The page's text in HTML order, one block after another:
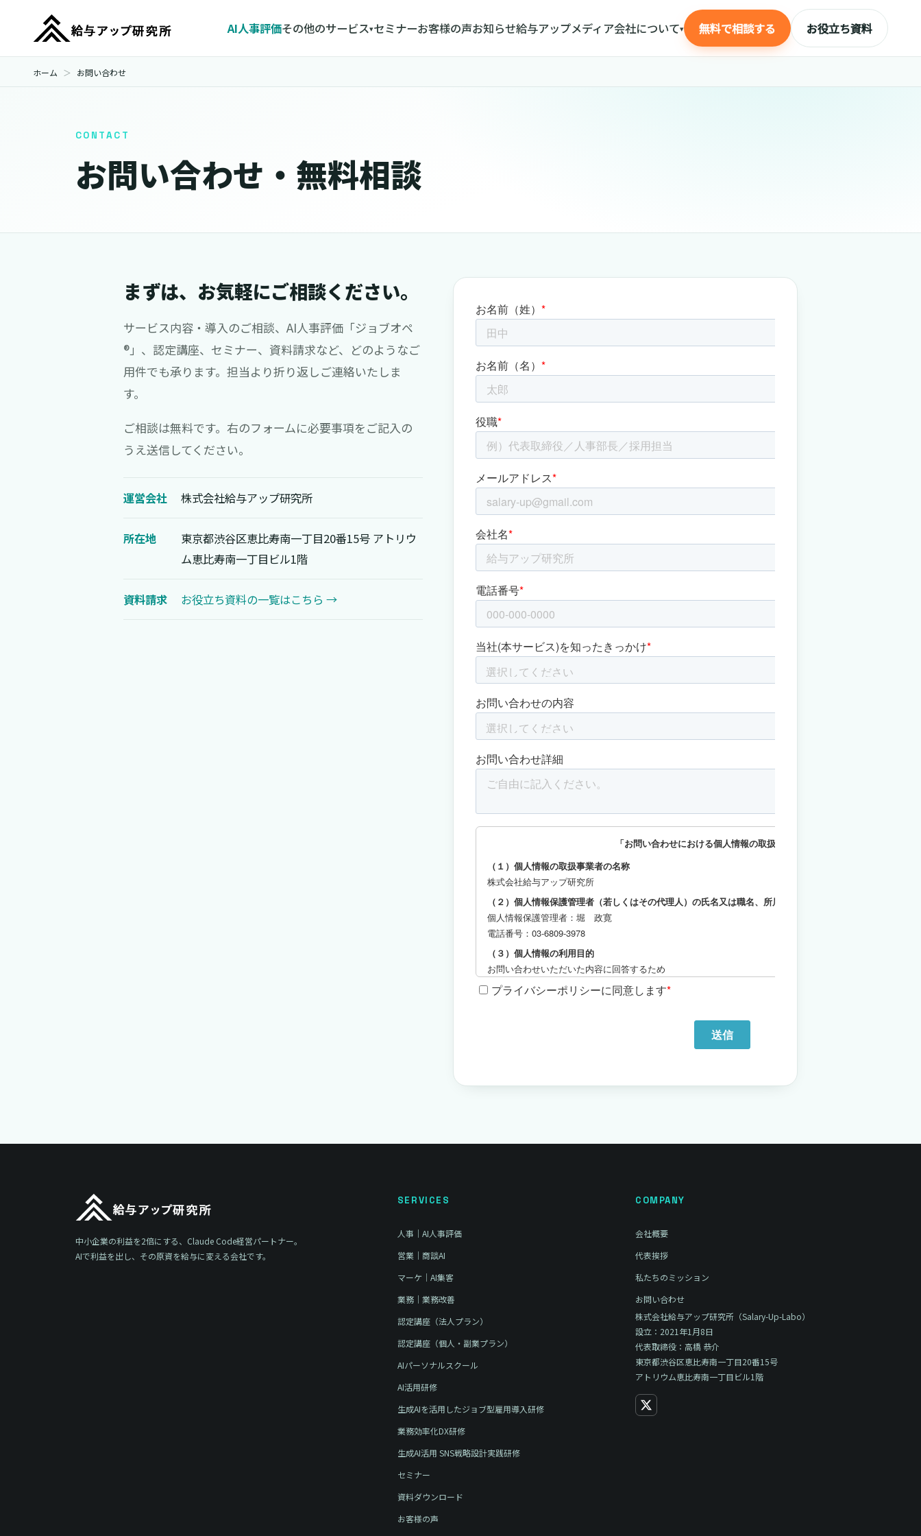
AI人事評価その他のサービス▾セミナーお客様の声お知らせ給与アップメディア会社について▾ 無料で相談する お役立ち資料
ホーム お問い合わせ
CONTACT
お問い合わせ・無料相談
まずは、お気軽にご相談ください。
サービス内容・導入のご相談、AI人事評価「ジョブオペ
®」、認定講座、セミナー、資料請求など、どのようなご
用件でも承ります。担当より折り返しご連絡いたしま
す。
ご相談は無料です。右のフォームに必要事項をご記入の
うえ送信してください。
運営会社 株式会社給与アップ研究所
所在地
東京都渋谷区恵比寿南一丁目20番15号 アトリウ
ム恵比寿南一丁目ビル1階
資料請求 お役立ち資料の一覧はこちら →
中小企業の利益を2倍にする、Claude Code経営パートナー。
AIで利益を出し、その原資を給与に変える会社です。
SERVICES
人事｜AI人事評価
営業｜商談AI
マーケ｜AI集客
業務｜業務改善
認定講座（法人プラン）
認定講座（個人・副業プラン）
AIパーソナルスクール
AI活用研修
生成AIを活用したジョブ型雇用導入研修
業務効率化DX研修
生成AI活用 SNS戦略設計実践研修
セミナー
資料ダウンロード
お客様の声
COMPANY
会社概要
代表挨拶
私たちのミッション
お問い合わせ
株式会社給与アップ研究所（Salary-Up-Labo）
設立：2021年1月8日
代表取締役：高橋 恭介
東京都渋谷区恵比寿南一丁目20番15号
アトリウム恵比寿南一丁目ビル1階